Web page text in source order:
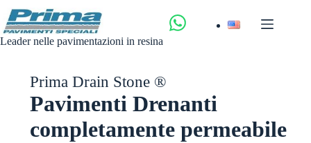
contenuto
Leader nelle pavimentazioni in resina
Prima Drain Stone ®
Pavimenti Drenanti
completamente permeabile